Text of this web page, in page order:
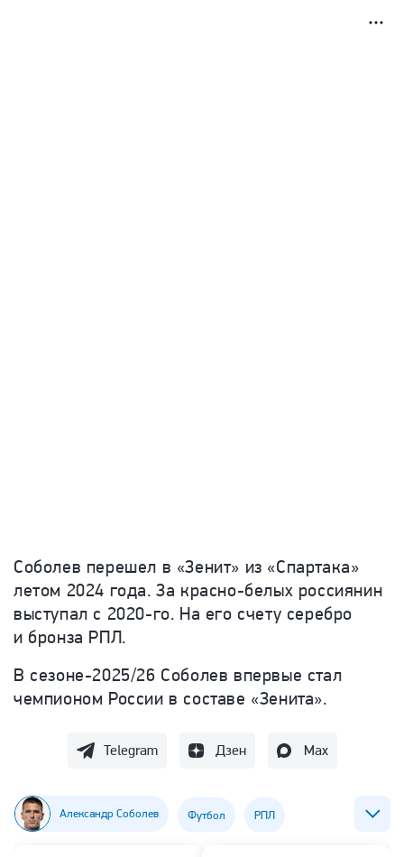
Соболев перешел в «Зенит» из «Спартака»
летом 2024 года. За красно-белых россиянин
выступал с 2020-го. На его счету серебро
и бронза РПЛ.
В сезоне-2025/26 Соболев впервые стал
чемпионом России в составе «Зенита».
Telegram Дзен Max
Александр Соболев Футбол РПЛ